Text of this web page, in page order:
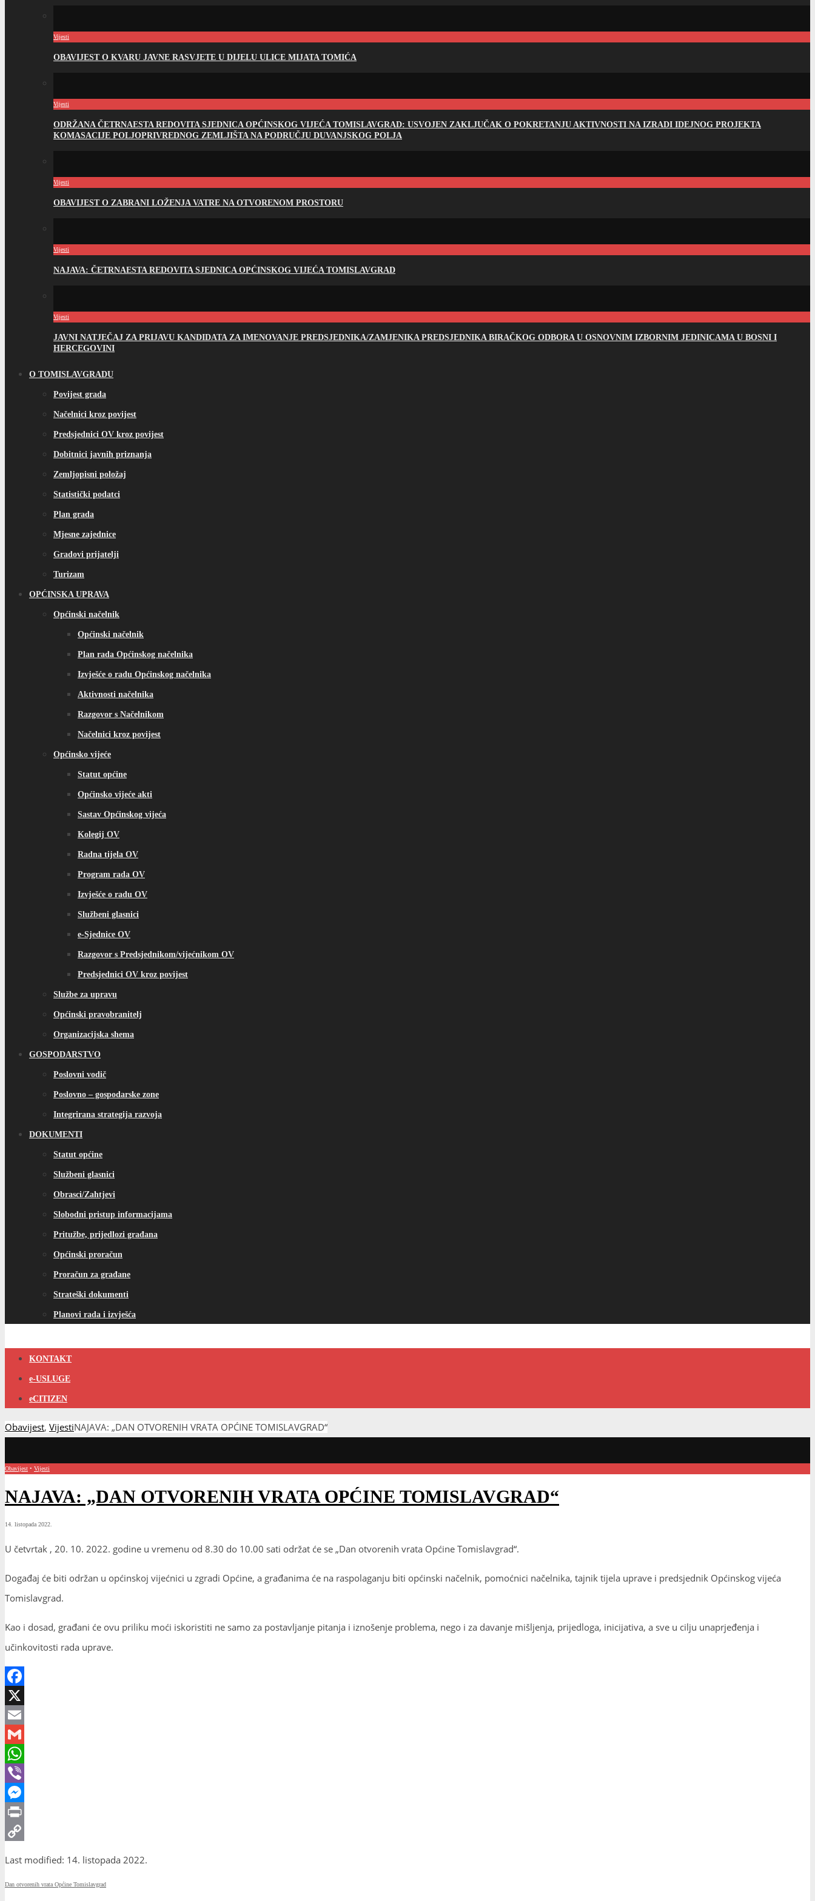
Vijesti
OBAVIJEST O KVARU JAVNE RASVJETE U DIJELU ULICE MIJATA TOMIĆA
Vijesti
ODRŽANA ČETRNAESTA REDOVITA SJEDNICA OPĆINSKOG VIJEĆA TOMISLAVGRAD: USVOJEN ZAKLJUČAK O POKRETANJU AKTIVNOSTI NA IZRADI IDEJNOG PROJEKTA
KOMASACIJE POLJOPRIVREDNOG ZEMLJIŠTA NA PODRUČJU DUVANJSKOG POLJA
Vijesti
OBAVIJEST O ZABRANI LOŽENJA VATRE NA OTVORENOM PROSTORU
Vijesti
NAJAVA: ČETRNAESTA REDOVITA SJEDNICA OPĆINSKOG VIJEĆA TOMISLAVGRAD
Vijesti
JAVNI NATJEČAJ ZA PRIJAVU KANDIDATA ZA IMENOVANJE PREDSJEDNIKA/ZAMJENIKA PREDSJEDNIKA BIRAČKOG ODBORA U OSNOVNIM IZBORNIM JEDINICAMA U BOSNI I
HERCEGOVINI
O TOMISLAVGRADU
Povijest grada
Načelnici kroz povijest
Predsjednici OV kroz povijest
Dobitnici javnih priznanja
Zemljopisni položaj
Statistički podatci
Plan grada
Mjesne zajednice
Gradovi prijatelji
Turizam
OPĆINSKA UPRAVA
Općinski načelnik
Općinski načelnik
Plan rada Općinskog načelnika
Izvješće o radu Općinskog načelnika
Aktivnosti načelnika
Razgovor s Načelnikom
Načelnici kroz povijest
Općinsko vijeće
Statut općine
Općinsko vijeće akti
Sastav Općinskog vijeća
Kolegij OV
Radna tijela OV
Program rada OV
Izvješće o radu OV
Službeni glasnici
e-Sjednice OV
Razgovor s Predsjednikom/vijećnikom OV
Predsjednici OV kroz povijest
Službe za upravu
Općinski pravobranitelj
Organizacijska shema
GOSPODARSTVO
Poslovni vodič
Poslovno – gospodarske zone
Integrirana strategija razvoja
DOKUMENTI
Statut općine
Službeni glasnici
Obrasci/Zahtjevi
Slobodni pristup informacijama
Pritužbe, prijedlozi građana
Općinski proračun
Proračun za građane
Strateški dokumenti
Planovi rada i izvješća
KONTAKT
e-USLUGE
eCITIZEN
Obavijest, VijestiNAJAVA: „DAN OTVORENIH VRATA OPĆINE TOMISLAVGRAD“
Obavijest • Vijesti
NAJAVA: „DAN OTVORENIH VRATA OPĆINE TOMISLAVGRAD“
14. listopada 2022.
U četvrtak , 20. 10. 2022. godine u vremenu od 8.30 do 10.00 sati održat će se „Dan otvorenih vrata Općine Tomislavgrad“.
Događaj će biti održan u općinskoj vijećnici u zgradi Općine, a građanima će na raspolaganju biti općinski načelnik, pomoćnici načelnika, tajnik tijela uprave i predsjednik Općinskog vijeća
Tomislavgrad.
Kao i dosad, građani će ovu priliku moći iskoristiti ne samo za postavljanje pitanja i iznošenje problema, nego i za davanje mišljenja, prijedloga, inicijativa, a sve u cilju unaprjeđenja i
učinkovitosti rada uprave.
Facebook
X
Email
Gmail
WhatsApp
Viber
Messenger
Print
Last modified: 14. listopada 2022.
Dan otvorenih vrata Općine Tomislavgrad